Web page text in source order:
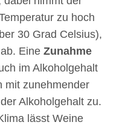
zu hoch
30 Grad Celsius),
Eine Zunahme
im Alkoholgehalt
mit zunehmender
Alkoholgehalt zu.
lässt Weine